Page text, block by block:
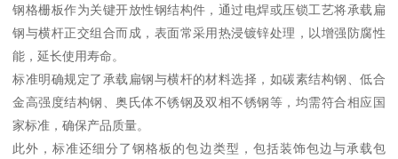
钢格栅板作为关键开放性钢结构件，通过电焊或压锁工艺将承载扁
钢与横杆正交组合而成，表面常采用热浸镀锌处理，以增强防腐性
能，延长使用寿命。
标准明确规定了承载扁钢与横杆的材料选择，如碳素结构钢、低合
金高强度结构钢、奥氏体不锈钢及双相不锈钢等，均需符合相应国
家标准，确保产品质量。
此外，标准还细分了钢格板的包边类型，包括装饰包边与承载包